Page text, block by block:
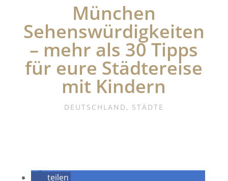
München
Sehenswürdigkeiten
– mehr als 30 Tipps
für eure Städtereise
mit Kindern
DEUTSCHLAND , STÄDTE
teilen